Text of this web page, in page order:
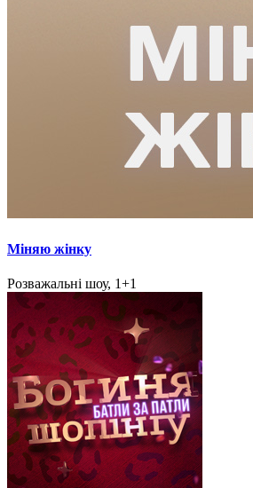
Міняю жінку
Розважальні шоу, 1+1